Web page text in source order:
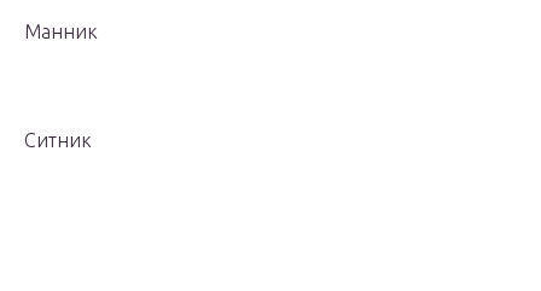
Манник
Ситник